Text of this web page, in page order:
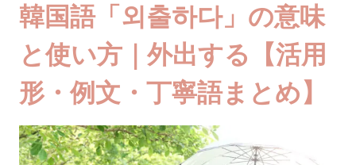
韓国語「외출하다」の意味
と使い方｜外出する【活用
形・例文・丁寧語まとめ】